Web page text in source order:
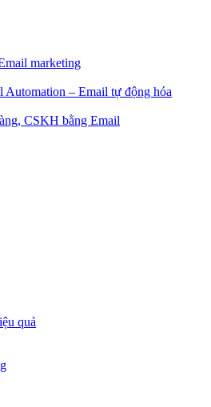
marketing
Automation – Email tự động hóa
CSKH bằng Email
quả